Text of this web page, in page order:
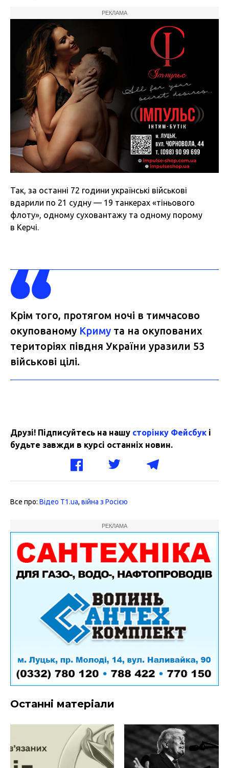
РЕКЛАМА
Так, за останні 72 години українські військові
вдарили по 21 судну — 19 танкерах «тіньового
флоту», одному суховантажу та одному порому
в Керчі.
Крім того, протягом ночі в тимчасово
окупованому Криму та на окупованих
територіях півдня України уразили 53
військові цілі.
Друзі! Підписуйтесь на нашу сторінку Фейсбук і
будьте завжди в курсі останніх новин.
Все про: Відео T1.ua, війна з Росією
РЕКЛАМА
Останні матеріали